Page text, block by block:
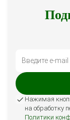
Нажимая
на обработку
Политики